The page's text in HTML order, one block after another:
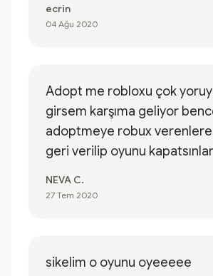
ecrin
04 Ağu 2020
Adopt me robloxu çok
girsem karşıma geliyor
adoptmeye robux verenlere
geri verilip oyunu kapatsınlar
NEVA C.
27 Tem 2020
sikelim o oyunu oyeeeee